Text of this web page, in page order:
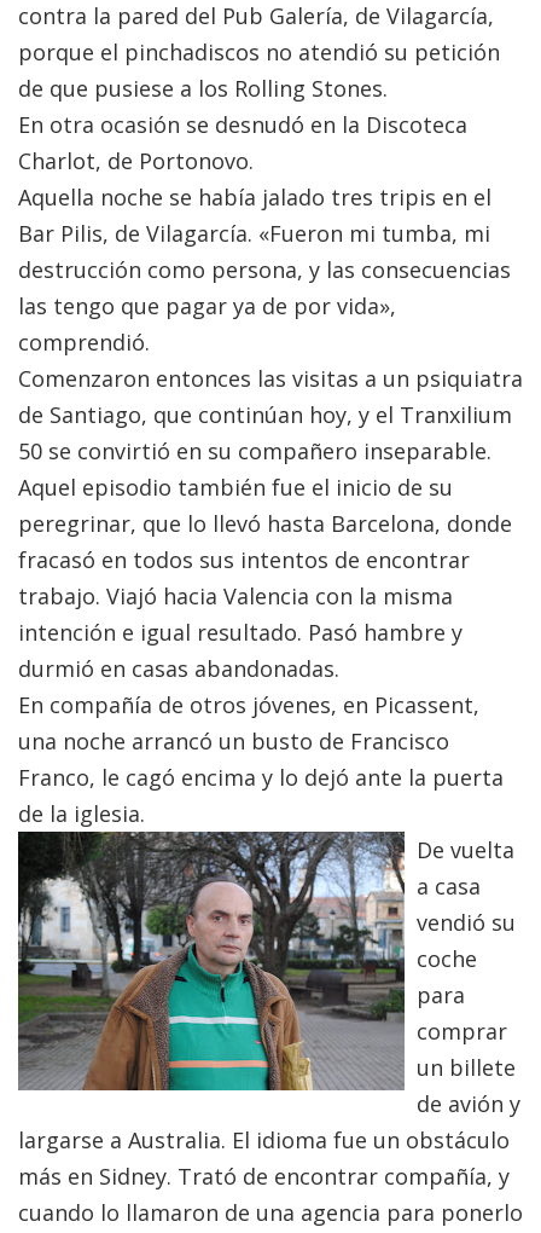
contra la pared del Pub Galería, de Vilagarcía,
porque el pinchadiscos no atendió su petición
de que pusiese a los Rolling Stones.
En otra ocasión se desnudó en la Discoteca
Charlot, de Portonovo.
Aquella noche se había jalado tres tripis en el
Bar Pilis, de Vilagarcía. «Fueron mi tumba, mi
destrucción como persona, y las consecuencias
las tengo que pagar ya de por vida»,
comprendió.
Comenzaron entonces las visitas a un psiquiatra
de Santiago, que continúan hoy, y el Tranxilium
50 se convirtió en su compañero inseparable.
Aquel episodio también fue el inicio de su
peregrinar, que lo llevó hasta Barcelona, donde
fracasó en todos sus intentos de encontrar
trabajo. Viajó hacia Valencia con la misma
intención e igual resultado. Pasó hambre y
durmió en casas abandonadas.
En compañía de otros jóvenes, en Picassent,
una noche arrancó un busto de Francisco
Franco, le cagó encima y lo dejó ante la puerta
de la iglesia.
De vuelta
a casa
vendió su
coche
para
comprar
un billete
de avión y
largarse a Australia. El idioma fue un obstáculo
más en Sidney. Trató de encontrar compañía, y
cuando lo llamaron de una agencia para ponerlo